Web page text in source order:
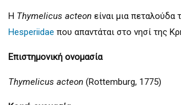
Η Thymelicus acteonείναι μια πεταλούδα
Hesperiidae που απαντάται στο νησί της
Επιστημονική ονομασία
Thymelicus acteon(Rottemburg, 1775)